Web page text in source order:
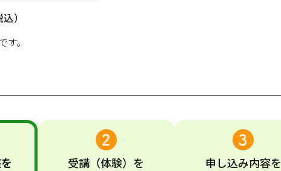
込）
。
を
受講 （体験） を
申し込み内容を